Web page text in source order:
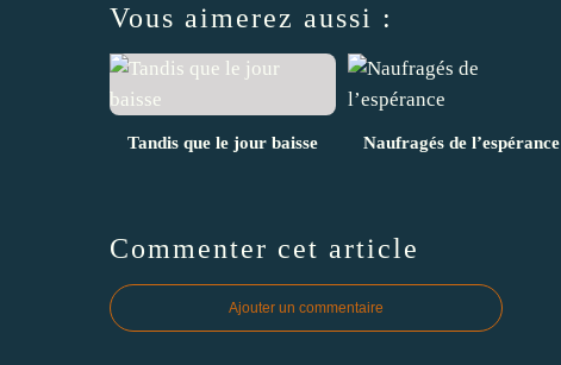
Vous aimerez aussi :
Tandis que le jour baisse Naufragés de l’espérance
Commenter cet article
Ajouter un commentaire